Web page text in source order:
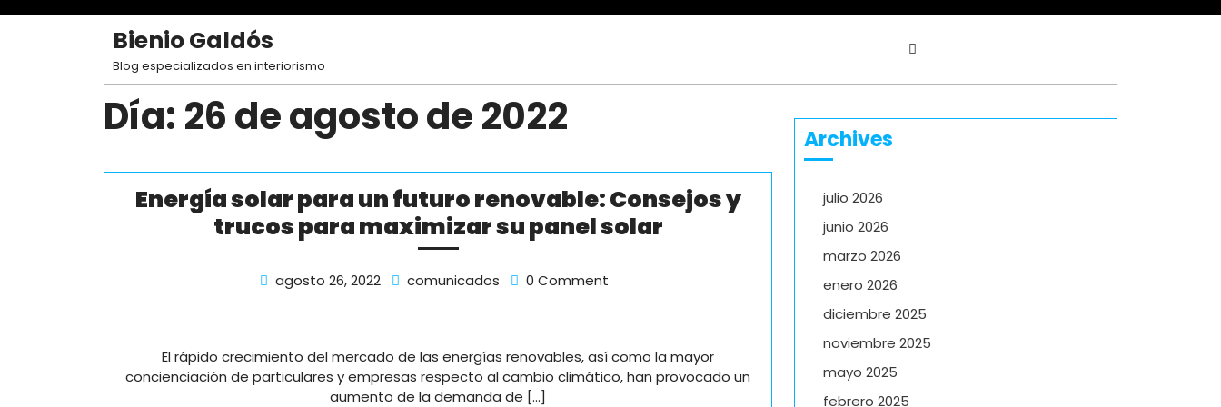
Bienio Galdós
Blog especializados en interiorismo
Día: 26 de agosto de 2022
Energía solar para un futuro renovable: Consejos y
trucos para maximizar su panel solarEnergía
renovable:
Consejos
agosto 26, 2022 agosto
comunicados Energía
futuro
renovable:
Consejos
0 Comment
El rápido crecimiento del mercado de las energías renovables, así como la mayor
concienciación de particulares y empresas respecto al cambio climático, han provocado un
aumento de la demanda de [...]
Archives
julio 2026
junio 2026
marzo 2026
enero 2026
diciembre 2025
noviembre 2025
mayo 2025
febrero 2025